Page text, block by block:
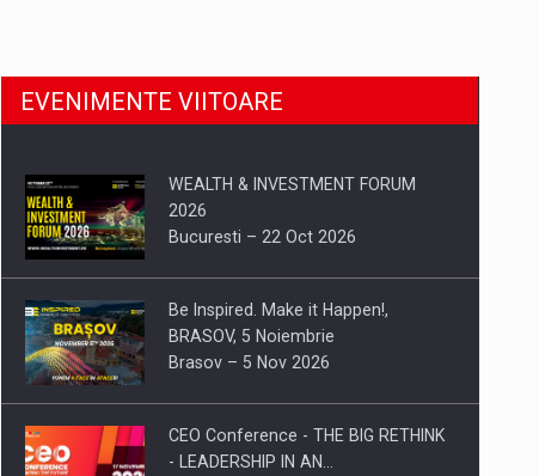
EVENIMENTE VIITOARE
WEALTH & INVESTMENT FORUM
2026
Bucuresti – 22 Oct 2026
Be Inspired. Make it Happen!,
BRASOV, 5 Noiembrie
Brasov – 5 Nov 2026
CEO Conference - THE BIG RETHINK
- LEADERSHIP IN AN…